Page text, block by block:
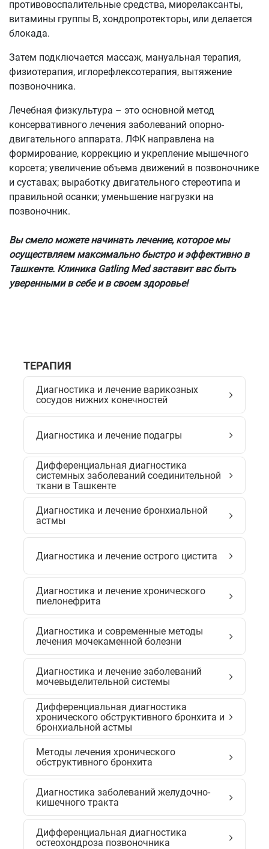
противовоспалительные средства, миорелаксанты,
витамины группы В, хондропротекторы, или делается
блокада.
Затем подключается массаж, мануальная терапия,
физиотерапия, иглорефлексотерапия, вытяжение
позвоночника.
Лечебная физкультура – это основной метод
консервативного лечения заболеваний опорно-
двигательного аппарата. ЛФК направлена на
формирование, коррекцию и укрепление мышечного
корсета; увеличение объема движений в позвоночнике
и суставах; выработку двигательного стереотипа и
правильной осанки; уменьшение нагрузки на
позвоночник.
Вы смело можете начинать лечение, которое мы
осуществляем максимально быстро и эффективно в
Ташкенте. Клиника Gatling Med заставит вас быть
уверенными в себе и в своем здоровье!
ТЕРАПИЯ
Диагностика и лечение варикозных
сосудов нижних конечностей
Диагностика и лечение подагры
Дифференциальная диагностика
системных заболеваний соединительной
ткани в Ташкенте
Диагностика и лечение бронхиальной
астмы
Диагностика и лечение острого цистита
Диагностика и лечение хронического
пиелонефрита
Диагностика и современные методы
лечения мочекаменной болезни
Диагностика и лечение заболеваний
мочевыделительной системы
Дифференциальная диагностика
хронического обструктивного бронхита и
бронхиальной астмы
Методы лечения хронического
обструктивного бронхита
Диагностика заболеваний желудочно-
кишечного тракта
Дифференциальная диагностика
остеохондроза позвоночника